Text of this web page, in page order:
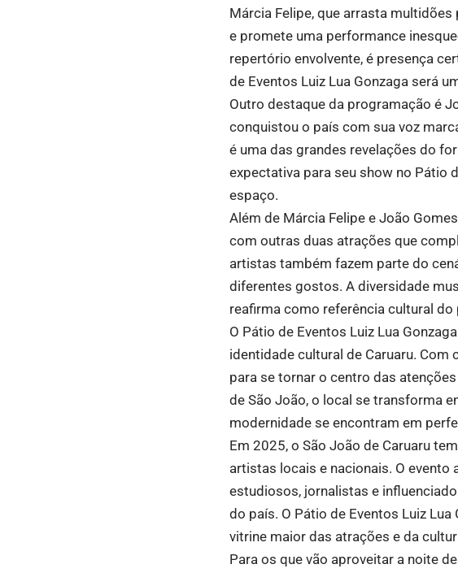
Márcia Felipe, que arrasta
e promete uma performance
repertório envolvente, é presença
de Eventos Luiz Lua Gonzaga será
Outro destaque da programação é
conquistou o país com sua voz
é uma das grandes revelações do
expectativa para seu show no Pátio
espaço.
Além de Márcia Felipe e João
com outras duas atrações que
artistas também fazem parte do
diferentes gostos. A diversidade
reafirma como referência cultural do
O Pátio de Eventos Luiz Lua
identidade cultural de Caruaru.
para se tornar o centro das
de São João, o local se transforma
modernidade se encontram em
Em 2025, o São João de Caruaru
artistas locais e nacionais. O
estudiosos, jornalistas e
do país. O Pátio de Eventos Luiz
vitrine maior das atrações e da
Para os que vão aproveitar a noite